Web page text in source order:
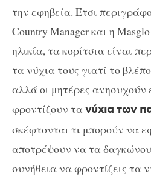
την εφηβεία. Έτσι
Country Manager και η
ηλικία, τα κορίτσια είναι
τα νύχια τους γιατί το
αλλά οι μητέρες ανησυχούν
φροντίζουν τανύχια των
σκέφτονται τι μπορούν να
αποτρέψουν να τα
συνήθεια να φροντίζεις τα